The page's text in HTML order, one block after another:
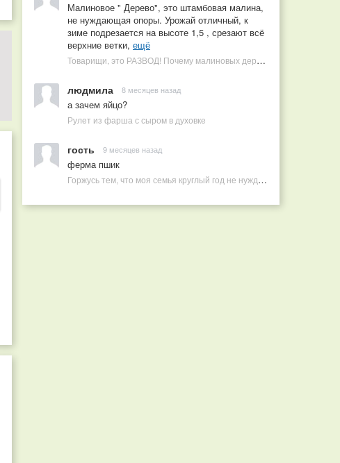
Малиновое " Дерево", это штамбовая малина,
не нуждающая опоры. Урожай отличный, к
зиме подрезается на высоте 1,5 , срезают всё
верхние ветки, ещё
Товарищи, это РАЗВОД! Почему малиновых деревьев не бывает, или Как ушлые продавцы наживаются на мечтах садоводов
людмила 8 месяцев назад
а зачем яйцо?
Рулет из фарша с сыром в духовке
гость 9 месяцев назад
ферма пшик
Горжусь тем, что моя семья круглый год не нуждается в покупных витаминах